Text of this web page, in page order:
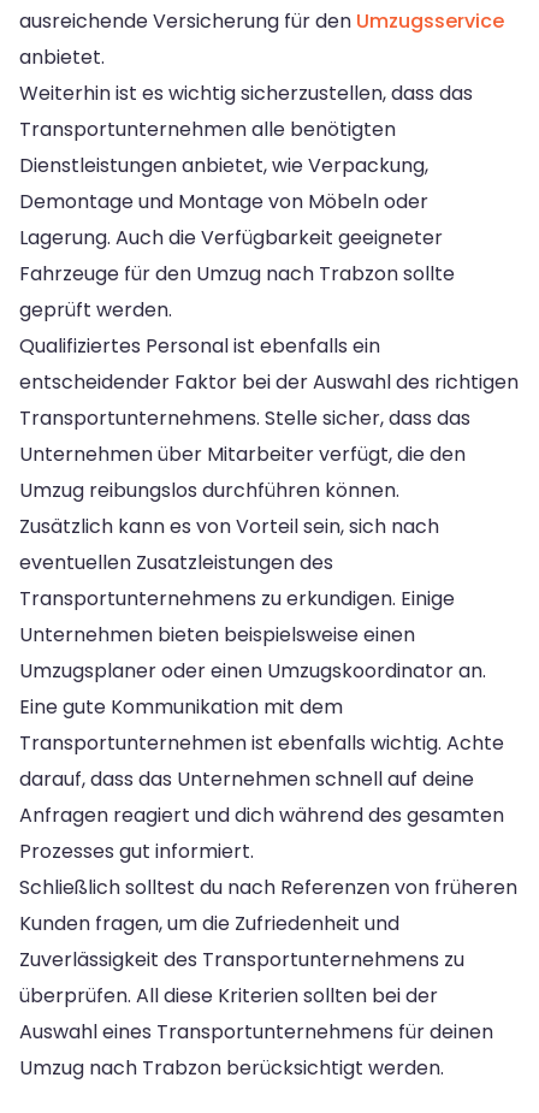
ausreichende Versicherung für den Umzugsservice
anbietet.
Weiterhin ist es wichtig sicherzustellen, dass das
Transportunternehmen alle benötigten
Dienstleistungen anbietet, wie Verpackung,
Demontage und Montage von Möbeln oder
Lagerung. Auch die Verfügbarkeit geeigneter
Fahrzeuge für den Umzug nach Trabzon sollte
geprüft werden.
Qualifiziertes Personal ist ebenfalls ein
entscheidender Faktor bei der Auswahl des richtigen
Transportunternehmens. Stelle sicher, dass das
Unternehmen über Mitarbeiter verfügt, die den
Umzug reibungslos durchführen können.
Zusätzlich kann es von Vorteil sein, sich nach
eventuellen Zusatzleistungen des
Transportunternehmens zu erkundigen. Einige
Unternehmen bieten beispielsweise einen
Umzugsplaner oder einen Umzugskoordinator an.
Eine gute Kommunikation mit dem
Transportunternehmen ist ebenfalls wichtig. Achte
darauf, dass das Unternehmen schnell auf deine
Anfragen reagiert und dich während des gesamten
Prozesses gut informiert.
Schließlich solltest du nach Referenzen von früheren
Kunden fragen, um die Zufriedenheit und
Zuverlässigkeit des Transportunternehmens zu
überprüfen. All diese Kriterien sollten bei der
Auswahl eines Transportunternehmens für deinen
Umzug nach Trabzon berücksichtigt werden.